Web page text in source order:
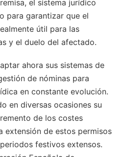
el sistema jurídico
para garantizar que el
útil para las
y el duelo del afectado.
ahora sus sistemas de
de nóminas para
en constante evolución.
en diversas ocasiones su
de los costes
extensión de estos permisos
festivos extensos.